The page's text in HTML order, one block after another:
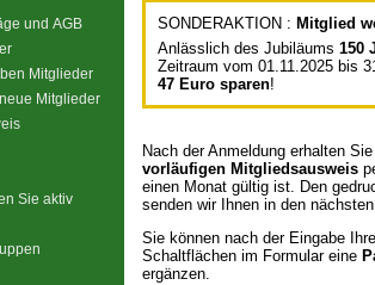
und AGB
Mitglieder
Mitglieder
Sie aktiv
SONDERAKTION : Mitglied
Anlässlich des Jubiläums 150
Zeitraum vom 01.11.2025 bis
47 Euro sparen!
Nach der Anmeldung erhalten
vorläufigen Mitgliedsausweis
einen Monat gültig ist. Den
senden wir Ihnen in den
Sie können nach der Eingabe
Schaltflächen im Formular eine
ergänzen.